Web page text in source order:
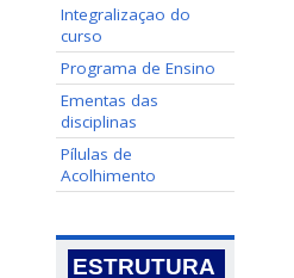
Integralizaçao do
curso
Programa de Ensino
Ementas das
disciplinas
Pílulas de
Acolhimento
ESTRUTURA